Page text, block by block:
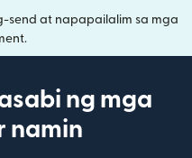
send at napapailalim sa mga
ng mga
namin